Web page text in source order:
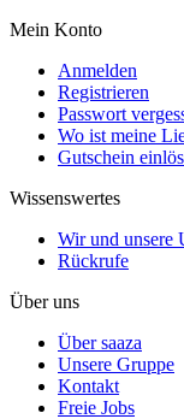
Mein Konto
Anmelden
Registrieren
Passwort
Wo ist meine
Gutschein
Wissenswertes
Wir und unsere
Rückrufe
Über uns
Über saaza
Unsere Gruppe
Kontakt
Freie Jobs